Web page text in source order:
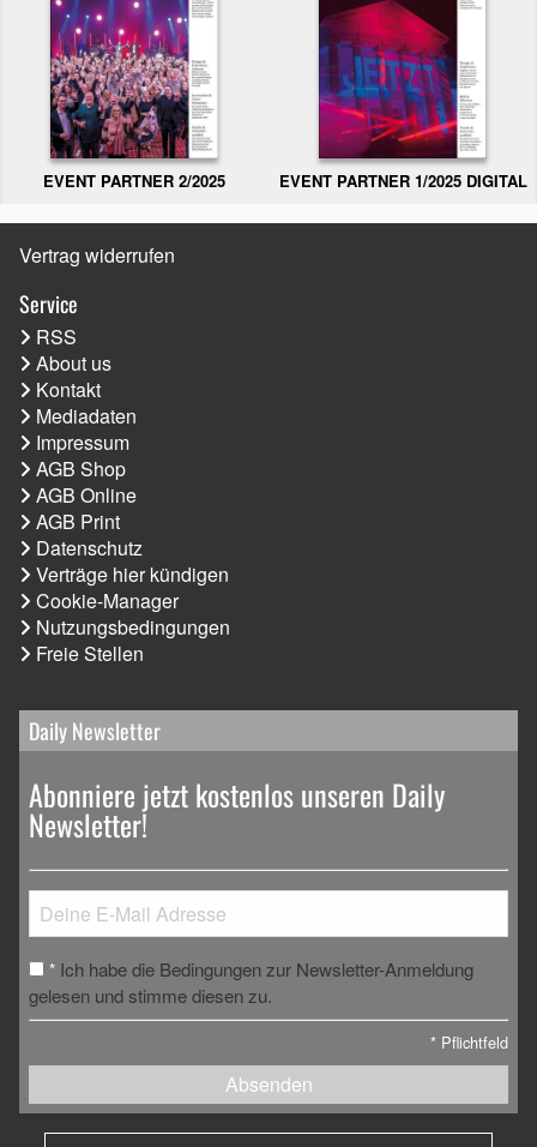
EVENT PARTNER 2/2025 EVENT PARTNER 1/2025 DIGITAL
Vertrag widerrufen
Service
RSS
About us
Kontakt
Mediadaten
Impressum
AGB Shop
AGB Online
AGB Print
Datenschutz
Verträge hier kündigen
Cookie-Manager
Nutzungsbedingungen
Freie Stellen
Daily Newsletter
Abonniere jetzt kostenlos unseren Daily
Newsletter!
* Ich habe die Bedingungen zur Newsletter-Anmeldung
gelesen und stimme diesen zu.
* Pflichtfeld
Absenden